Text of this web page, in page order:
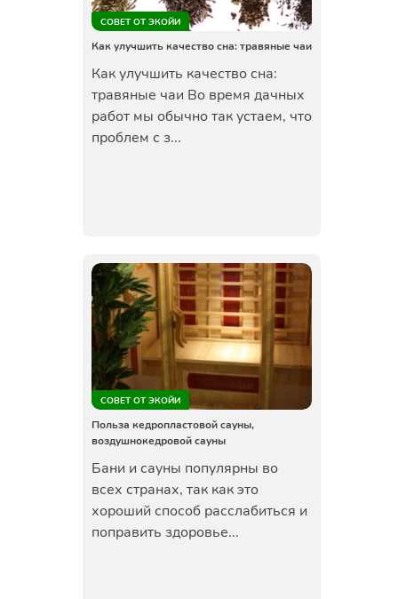
СОВЕТ ОТ ЭКОЙИ
Как улучшить качество сна: травяные чаи
Как улучшить качество сна:
травяные чаи Во время дачных
работ мы обычно так устаем, что
проблем с з...
СОВЕТ ОТ ЭКОЙИ
Польза кедропластовой сауны,
воздушнокедровой сауны
Бани и сауны популярны во
всех странах, так как это
хороший способ расслабиться и
поправить здоровье...